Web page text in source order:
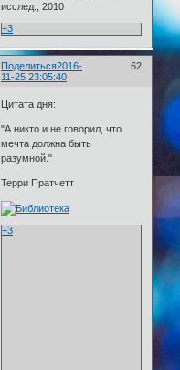
исслед., 2010
+3
Поделиться 62
2016-
11-25 23:05:40
Цитата дня:
"А никто и не говорил, что
мечта должна быть
разумной."
Терри Пратчетт
+3